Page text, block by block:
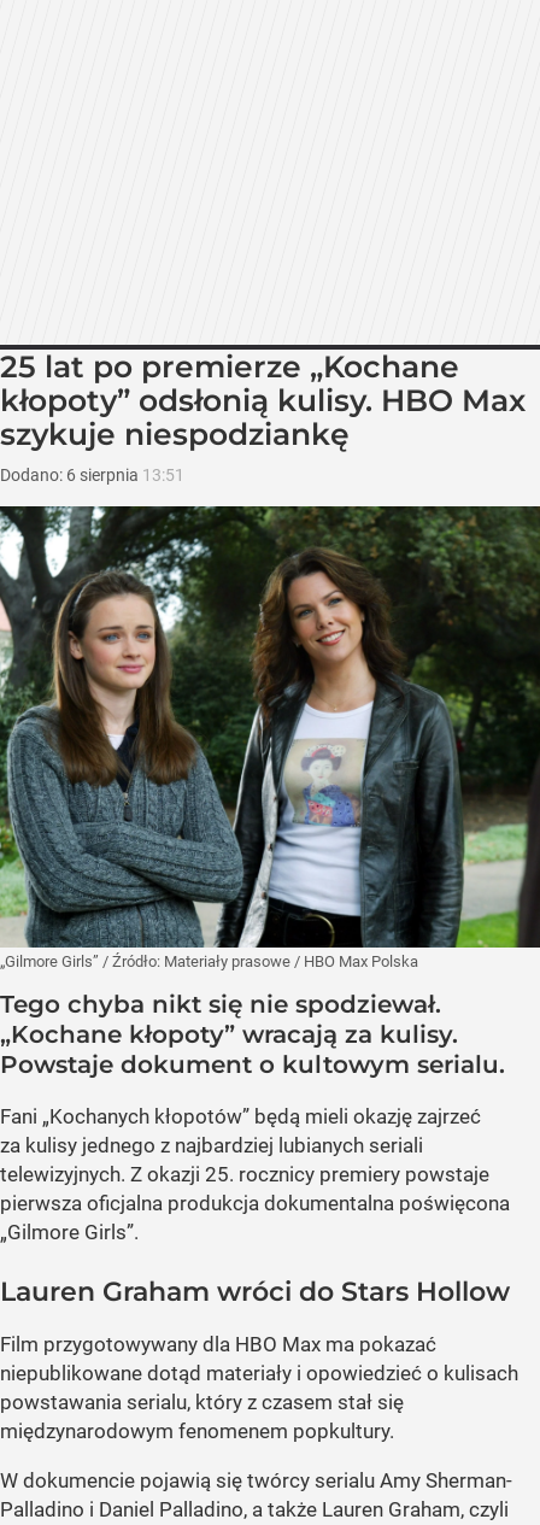
25 lat po premierze „Kochane
kłopoty” odsłonią kulisy. HBO Max
szykuje niespodziankę
Dodano: 6 sierpnia 13:51
„Gilmore Girls” / Źródło: Materiały prasowe / HBO Max Polska
Tego chyba nikt się nie spodziewał.
„Kochane kłopoty” wracają za kulisy.
Powstaje dokument o kultowym serialu.
Fani „Kochanych kłopotów” będą mieli okazję zajrzeć
za kulisy jednego z najbardziej lubianych seriali
telewizyjnych. Z okazji 25. rocznicy premiery powstaje
pierwsza oficjalna produkcja dokumentalna poświęcona
„Gilmore Girls”.
Lauren Graham wróci do Stars Hollow
Film przygotowywany dla HBO Max ma pokazać
niepublikowane dotąd materiały i opowiedzieć o kulisach
powstawania serialu, który z czasem stał się
międzynarodowym fenomenem popkultury.
W dokumencie pojawią się twórcy serialu Amy Sherman-
Palladino i Daniel Palladino, a także Lauren Graham, czyli